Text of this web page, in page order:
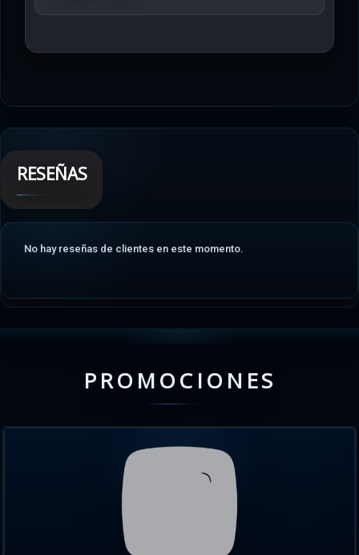
RESEÑAS
No hay reseñas de clientes en este momento.
PROMOCIONES